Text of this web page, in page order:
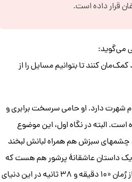
قرار داده است.
می‌گوید:
کنند تا بتوانیم مسایل را از
شهرت دارد. او حامی سرسخت برابری و
است. البته در نگاه اول، این موضوع
سبزش هم همراه لبانش لبخند
یک داستان عاشقانۀ پرشور هم هست که
یکی از شخصیت‌هایش یک درخت است! یک درخت آرام و دانا. این رمان اولین اثر او بعد از رُمان «۱۰ دقیقه و ۳۸ ثانیه در این دنیای